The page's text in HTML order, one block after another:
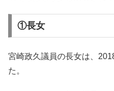
①長女
宮崎政久議員の長女は、
た。